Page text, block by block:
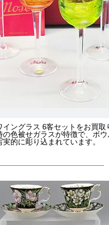
ングラス 6客セットをお買取
色被せガラスが特徴で、ボ
的に彫り込まれています。